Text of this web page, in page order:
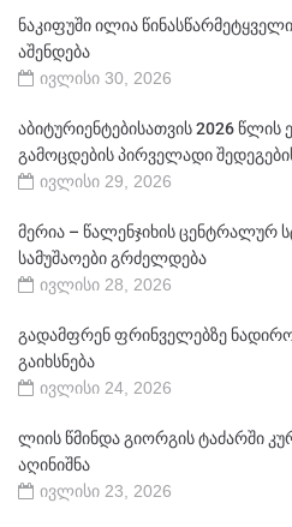
ნაკიფუში ილია
აშენდება
ივლისი 30, 2026
აბიტურიენტებისათვის 2026
გამოცდების პირველადი
ივლისი 29, 2026
მერია – წალენჯიხის ცენტრალურ
სამუშაოები გრძელდება
ივლისი 28, 2026
გადამფრენ ფრინველებზე
გაიხსნება
ივლისი 24, 2026
ლიის წმინდა გიორგის ტაძარში
აღინიშნა
ივლისი 23, 2026